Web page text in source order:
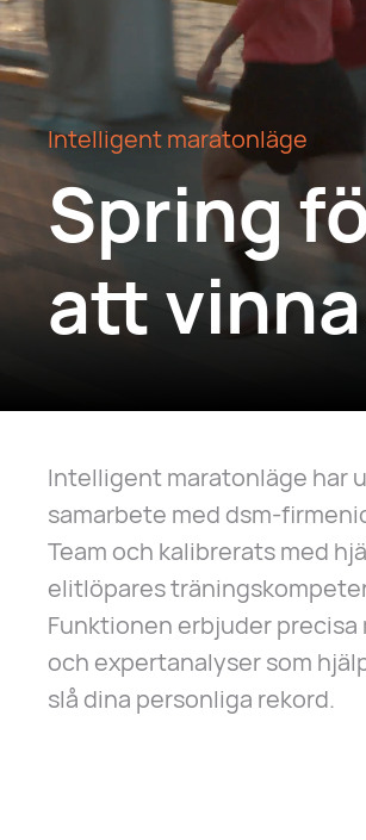
Intelligent maratonläge
Spring
att
Intelligent maratonläge har
samarbete med dsm-
Team och kalibrerats med
elitlöpares
Funktionen erbjuder precisa
och expertanalyser som
slå dina personliga rekord.